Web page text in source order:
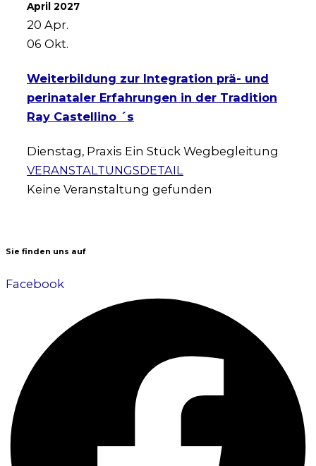
April 2027
20 Apr.
06 Okt.
Weiterbildung zur Integration prä- und
perinataler Erfahrungen in der Tradition
Ray Castellino ´s
Dienstag, Praxis Ein Stück Wegbegleitung
VERANSTALTUNGSDETAIL
Keine Veranstaltung gefunden
Sie finden uns auf
Facebook